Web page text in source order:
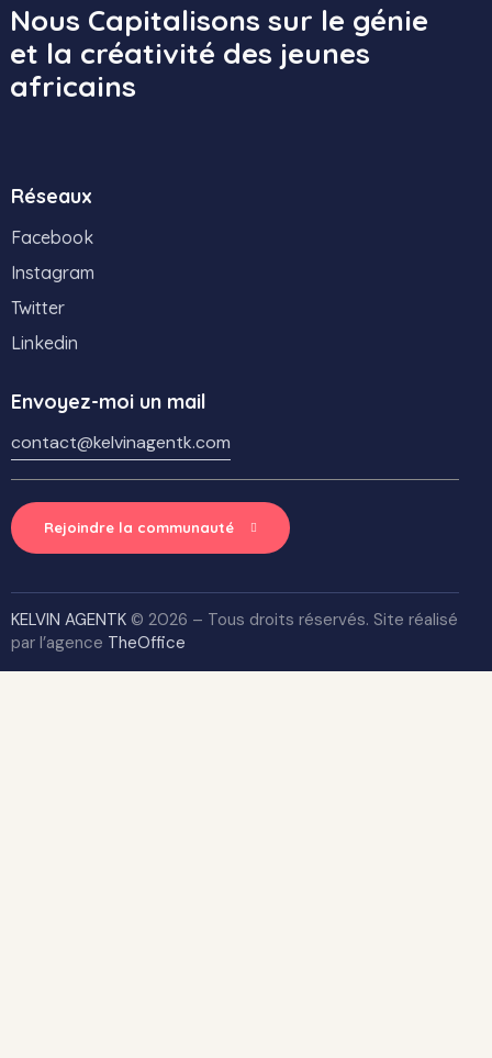
Nous Capitalisons sur le génie
et la créativité des jeunes
africains
Envoyez-moi un mail
contact@kelvinagentk.com
Rejoindre la communauté
Réseaux
Facebook
Instagram
Twitter
Linkedin
KELVIN AGENTK © 2026 – Tous droits réservés. Site réalisé
par l’agence TheOffice